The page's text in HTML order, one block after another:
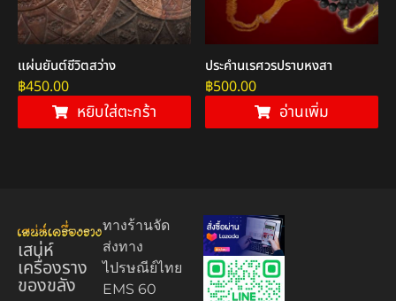
แผ่นยันต์ชีวิตสว่าง
฿450.00
หยิบใส่ตะกร้า
ประคำนเรศวรปราบหงสา
฿500.00
อ่านเพิ่ม
เสน่ห์
เครื่องราง
ของขลัง
ทางร้านจัด
ส่งทาง
ไปรษณีย์ไทย
EMS 60